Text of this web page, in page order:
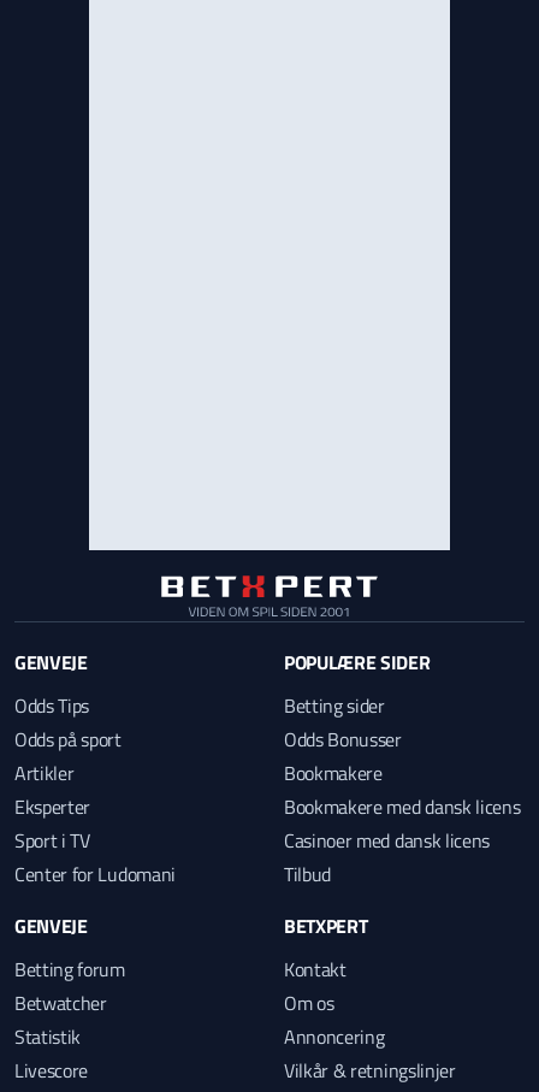
GENVEJE
Odds Tips
Odds på sport
Artikler
Eksperter
Sport i TV
Center for Ludomani
POPULÆRE SIDER
Betting sider
Odds Bonusser
Bookmakere
Bookmakere med dansk licens
Casinoer med dansk licens
Tilbud
GENVEJE
Betting forum
Betwatcher
Statistik
Livescore
BETXPERT
Kontakt
Om os
Annoncering
Vilkår & retningslinjer